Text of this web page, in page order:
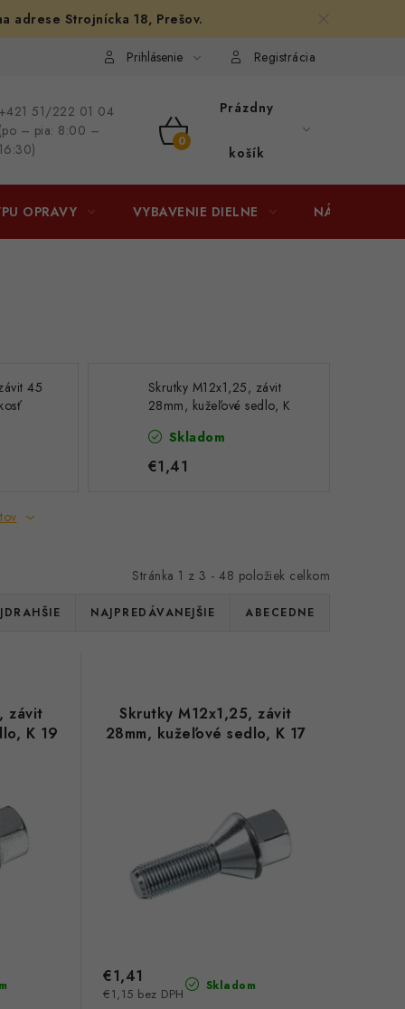
adrese Strojnícka 18, Prešov.
Osobné vyzdvihnutie v Prešove Ako funguje Packeta?
Prihlásenie Registrácia
+421 51/222 01 04
(po – pia: 8:00 –
16:30)
NÁKUPNÝ
Prázdny
košík
OPRAVY VYBAVENIE DIELNE NÁRADIE
45
Skrutky M12x1,25, závit
28mm, kužeľové sedlo, K
Skladom
€1,41
Stránka 1 z 3 - 48 položiek celkom
NAJPREDÁVANEJŠIE ABECEDNE
závit
K 19
Skrutky M12x1,25, závit
28mm, kužeľové sedlo, K 17
Skladom
€1,15 bez DPH
€1,41